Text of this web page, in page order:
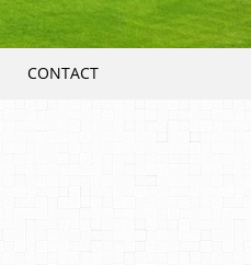
CONTACT